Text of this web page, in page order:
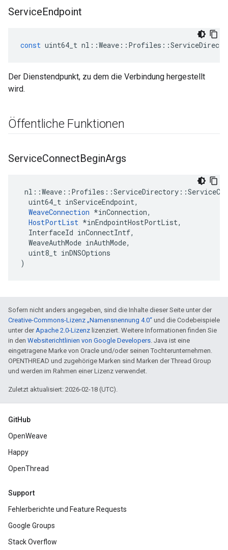
ServiceEndpoint
const uint64_t nl ::Weave :: Profiles ::
Der Dienstendpunkt, zu dem die Verbindung hergestellt
wird.
Öffentliche Funktionen
ServiceConnectBeginArgs
  uint64_t inServiceEndpoint,
WeaveConnection *inConnection,
HostPortList *inEndpointHostPortList,
  InterfaceId inConnectIntf,
  WeaveAuthMode inAuthMode,
  uint8_t inDNSOptions
)
Sofern nicht anders angegeben, sind die Inhalte dieser Seite unter der
Creative-Commons-Lizenz „Namensnennung 4.0“ und die Codebeispiele
unter derApache 2.0-Lizenz lizenziert. Weitere Informationen finden Sie
in den Websiterichtlinien von Google Developers. Java ist eine
eingetragene Marke von Oracle und/oder seinen Tochterunternehmen.
OPENTHREAD und zugehörige Marken sind Marken der Thread Group
und werden im Rahmen einer Lizenz verwendet.
Zuletzt aktualisiert: 2026-02-18 (UTC).
GitHub
OpenWeave
Happy
OpenThread
Support
Fehlerberichte und Feature Requests
Google Groups
Stack Overflow